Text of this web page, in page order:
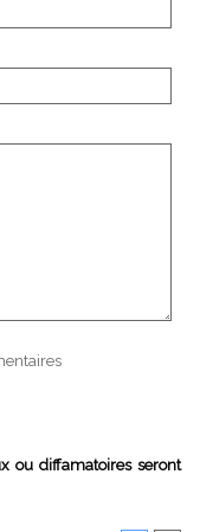
ou diffamatoires seront